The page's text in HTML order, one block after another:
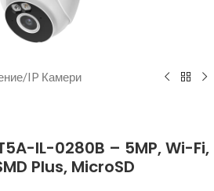
/IP Камери
IL-0280B – 5MP, Wi-Fi,
Plus, MicroSD